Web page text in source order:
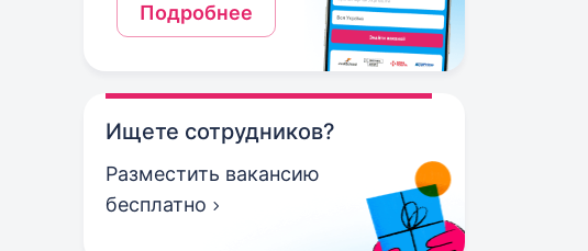
Подробнее
Ищете сотрудников?
Разместить вакансию
бесплатно